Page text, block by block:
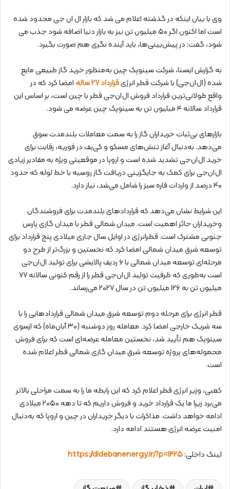
وی با بیان اینکه در گذشته اعلام می شد که بازار ال ان جی محدود شده
است اما اکنون اگر ۵۰ میلیون تن نیز به بازار دنیا اضافه شود جذب می
شود، گفت: در پیش‌بینی‌ها، باید آینده نگری هم صورت بگیرد.
به گزارش ایسنا، شرکت سینوپک چین به‌منظور خرید گاز طبیعی مایع
شده (ال‌ان‌جی) با شرکت قطر انرژیقرارداد ۲۷ ساله
امضا کرد که در
واقع طولانی‌ترین قرارداد فروش ال‌ان‌جی قطر با چین است، بر اساس این
قرارداد سالانه ۴ میلیون تن به سینوپک چین عرضه می شود.
بازارهای بی‌ثبات خریداران گاز را به‌ سمت معاملات بلندمدت سوق
می‌دهد. به‌دنبال آغاز تنش‌های مسکو و کی‌یف در فوریه، رقابت برای
خرید ال‌ان‌جی تشدید شده است و اروپا در موقعیتی ویژه به مقادیر زیادی
ال‌ان‌جی برای کمک به جایگزینی دریافت گاز روسیه با خط لوله که حدود
۴۰ درصد از واردات قاره سبز را شامل می‌شد، نیاز دارد.
این شرایط نشان می‌دهد که قراردادهای بلندمدت برای فروشندگان
وخریداران حائز اهمیت است. میدان شمالی قطر با میدان گازی پارس
جنوبی مشترک است. قطرانرژی در اوایل سال جاری میلادی پنج قرارداد برای
توسعه شرق میدان شمالی امضا کرد که نخستین و بزرگ‌تر از طرح دو
مرحله‌ای توسعه میدان شمالی با ۶ ردیف پالایشی برای تولید ال‌ان‌جی
است به‌طوری که ظرفیت تولید ال‌ان‌جی قطر را از رقم کنونی سالانه ۷۷
میلیون تن به ۱۲۶ میلیون تن در سال ۲۰۲۷ می‌رساند.
قطر انرژی برای مرحله دوم توسعه شرق میدان شمالی قراردادهایی را با
سه شریک خارجی امضا کرد. معامله روز دوشنبه (۳۰ آبان‌ماه) که ازسوی
سینوپک هم تأیید شد، نخستین معامله عرضه‌ای است که برای فروش
محموله‌های پروژه توسعه شرق میدان گازی شمالی قطر اعلام شده
است.
کعبی، وزیر انرژی قطر اعلام کرد که این رابطه ما را به سمت مراحلی بالاتر
می‌برد زیرا ما یک قرارداد خرید و فروش داریم که تا دهه ۲۰۵۰ میلادی
ادامه خواهد داشت. مذاکرات با دیگر خریداران در چین و اروپا که به‌دنبال
امنیت عرضه انرژی هستند ادامه دارد.
لینک داخلی:https://didebanenergy.ir/?p=1425